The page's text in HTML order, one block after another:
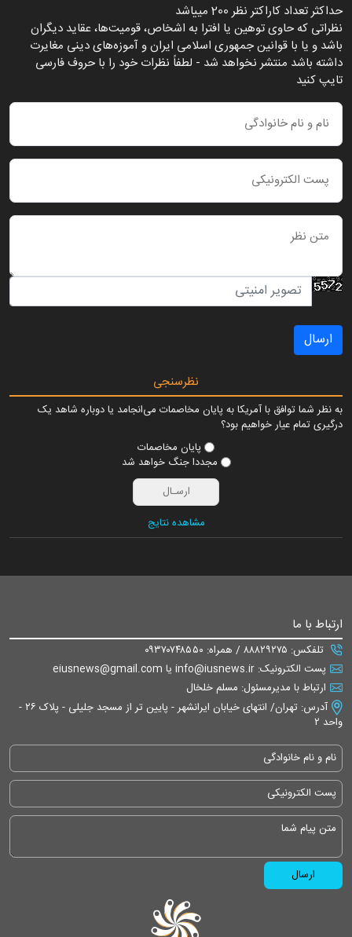
حداکثر تعداد کاراکتر نظر 200 ميياشد
نظراتی که حاوی توهین یا افترا به اشخاص، قومیت‌ها، عقاید دیگران
باشد و یا با قوانین جمهوری اسلامی ایران و آموزه‌های دینی مغایرت
داشته باشد منتشر نخواهد شد - لطفاً نظرات خود را با حروف فارسی
تایپ کنید
ارسال
نظرسنجی
به نظر شما توافق با آمریکا به پایان مخاصمات می‌انجامد یا دوباره شاهد یک
درگیری تمام عیار خواهیم بود؟
پایان مخاصمات
مجددا جنگ خواهد شد
مشاهده نتایج
ارتباط با ما
تلفکس: ۸۸۸۲۹۲۷۵ / همراه: ۰۹۳۷۰۷۴۸۵۵۰
پست الکترونیک: info@iusnews.ir یا eiusnews@gmail.com
ارتباط با مدیرمسئول: مسلم خلخال
آدرس: تهران/ انتهای خیابان ایرانشهر - پایین تر از مسجد جلیلی - پلاک ۲۶ -
واحد ۲